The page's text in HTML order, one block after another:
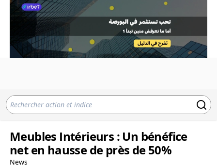
Meubles Intérieurs : Un bénéfice
net en hausse de près de 50%
News